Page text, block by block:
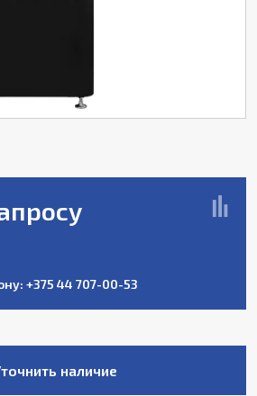
+375 44 707-00-53
наличие